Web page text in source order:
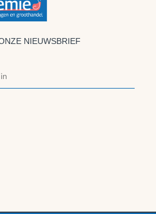
NIEUWSBRIEF